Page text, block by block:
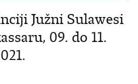
Južni Sulawesi
09. do 11.